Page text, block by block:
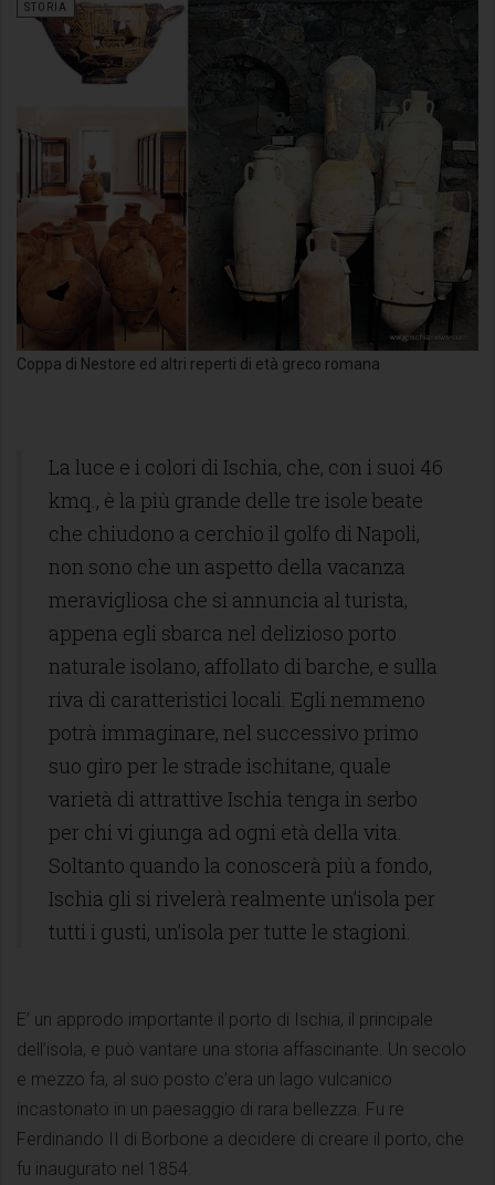
Coppa di Nestore ed altri reperti di età greco romana
STORIA
La luce e i colori di Ischia, che, con i suoi 46
kmq., è la più grande delle tre isole beate
che chiudono a cerchio il golfo di Napoli,
non sono che un aspetto della vacanza
meravigliosa che si annuncia al turista,
appena egli sbarca nel delizioso porto
naturale isolano, affollato di barche, e sulla
riva di caratteristici locali. Egli nemmeno
potrà immaginare, nel successivo primo
suo giro per le strade ischitane, quale
varietà di attrattive Ischia tenga in serbo
per chi vi giunga ad ogni età della vita.
Soltanto quando la conoscerà più a fondo,
Ischia gli si rivelerà realmente un’isola per
tutti i gusti, un’isola per tutte le stagioni.
E’ un approdo importante il porto di Ischia, il principale
dell’isola, e può vantare una storia affascinante. Un secolo
e mezzo fa, al suo posto c’era un lago vulcanico
incastonato in un paesaggio di rara bellezza. Fu re
Ferdinando II di Borbone a decidere di creare il porto, che
fu inaugurato nel 1854.